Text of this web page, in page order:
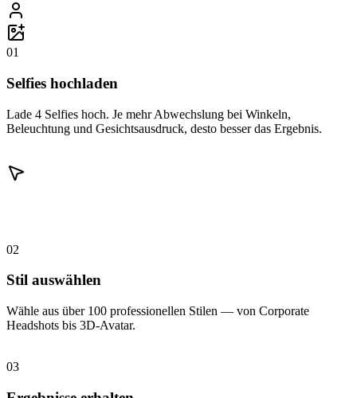
01
Selfies hochladen
Lade 4 Selfies hoch. Je mehr Abwechslung bei Winkeln,
Beleuchtung und Gesichtsausdruck, desto besser das Ergebnis.
02
Stil auswählen
Wähle aus über 100 professionellen Stilen — von Corporate
Headshots bis 3D-Avatar.
03